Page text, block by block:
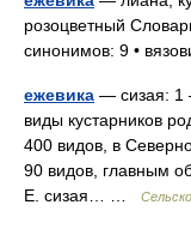
розоцветный
синонимов: 9 •
ежевика — сизая: 1
виды кустарников
400 видов, в
90 видов, главным
Е. сизая… …